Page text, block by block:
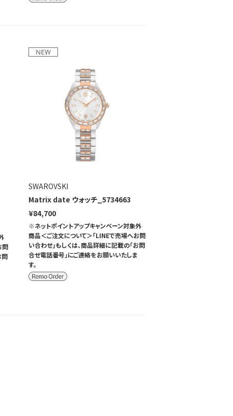
問
問
SWAROVSKI
Matrix date ウォッチ_5734663
¥84,700
※ネットポイントアップキャンペーン対象外
商品＜ご注文について＞「LINEで売場へお問
い合わせ」もしくは、商品詳細に記載の「お問
合せ電話番号」にご連絡をお願いいたしま
す。